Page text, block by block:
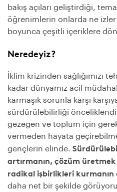
15 Aralık 2022
Hikaye Anlatımı
Eğitimi
bakış açıları geliştirdiği,
öğrenimlerin onlarda ne izler
boyunca çeşitli içeriklere
Neredeyiz?
İklim krizinden sağlığımızı
kadar dünyamız acil
karmaşık sorunla karşı
sürdürülebilirliği
gezegen ve toplum için
vermeden hayata
gençlerin elinde.
artırmanın, çözüm üretmek
radikal işbirlikleri kurmanın
daha net bir şekilde